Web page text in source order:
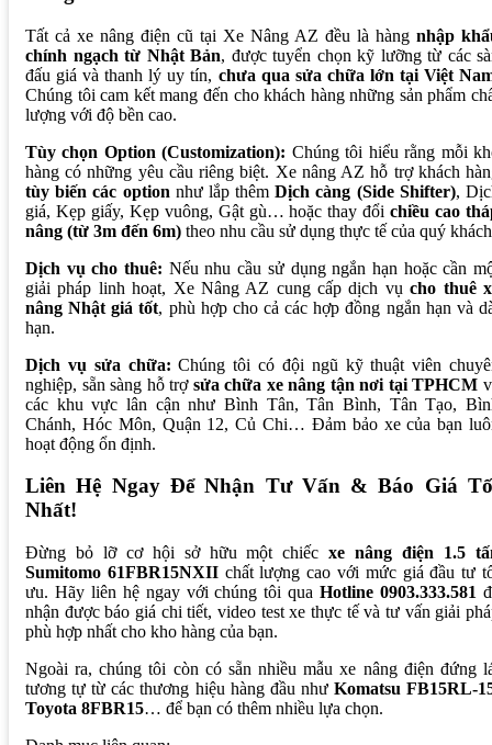
Tất cả xe nâng điện cũ tại Xe Nâng AZ đều là hàng nhập
chính ngạch từ Nhật Bản, được tuyển chọn kỹ lưỡng từ các
đấu giá và thanh lý uy tín, chưa qua sửa chữa lớn tại Việt
Chúng tôi cam kết mang đến cho khách hàng những sản phẩm
lượng với độ bền cao.
Tùy chọn Option (Customization): Chúng tôi hiểu rằng mỗi
hàng có những yêu cầu riêng biệt. Xe nâng AZ hỗ trợ khách
tùy biến các option như lắp thêmDịch càng (Side Shifter),
giá, Kẹp giấy, Kẹp vuông, Gật gù… hoặc thay đổichiều cao
nâng (từ 3m đến 6m) theo nhu cầu sử dụng thực tế của quý
Dịch vụ cho thuê: Nếu nhu cầu sử dụng ngắn hạn hoặc cần
giải pháp linh hoạt, Xe Nâng AZ cung cấp dịch vụcho thuê
nâng Nhật giá tốt, phù hợp cho cả các hợp đồng ngắn hạn và
hạn.
Dịch vụ sửa chữa: Chúng tôi có đội ngũ kỹ thuật viên
nghiệp, sẵn sàng hỗ trợ sửa chữa xe nâng tận nơi tại TPHCM
các khu vực lân cận như Bình Tân, Tân Bình, Tân Tạo,
Chánh, Hóc Môn, Quận 12, Củ Chi… Đảm bảo xe của bạn
hoạt động ổn định.
Liên Hệ Ngay Để Nhận Tư Vấn & Báo Giá
Nhất!
Đừng bỏ lỡ cơ hội sở hữu một chiếcxe nâng điện 1.5
Sumitomo 61FBR15NXIIchất lượng cao với mức giá đầu tư
ưu. Hãy liên hệ ngay với chúng tôi quaHotline 0903.333.581
nhận được báo giá chi tiết, video test xe thực tế và tư vấn giải
phù hợp nhất cho kho hàng của bạn.
Ngoài ra, chúng tôi còn có sẵn nhiều mẫu xe nâng điện đứng
tương tự từ các thương hiệu hàng đầu như Komatsu FB15RL-
Toyota 8FBR15… để bạn có thêm nhiều lựa chọn.